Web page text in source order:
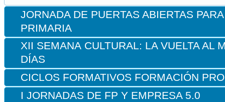
JORNADA DE PUERTAS ABIERTAS
PRIMARIA
XII SEMANACULTURAL: LA VUELTA AL
DÍAS
CICLOS FORMATIVOS FORMACIÓN
I JORNADAS DE FP Y EMPRESA 5.0